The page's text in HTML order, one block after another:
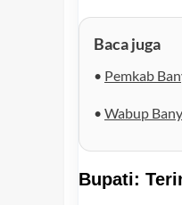
Baca juga
• Pemkab
• Wabup
Bupati: